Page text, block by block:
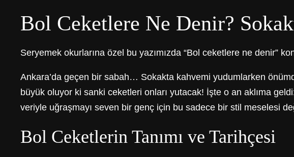
Bol Ceketlere Ne Denir?
Seryemek okurlarına özel bu yazımızda “Bol ceketlere ne denir”
Ankara’da geçen bir sabah… Sokakta kahvemi yudumlarken
büyük oluyor ki sanki ceketleri onları yutacak! İşte o an aklıma
veriyle uğraşmayı seven bir genç için bu sadece bir stil meselesi
Bol Ceketlerin Tanımı ve Tarihçesi